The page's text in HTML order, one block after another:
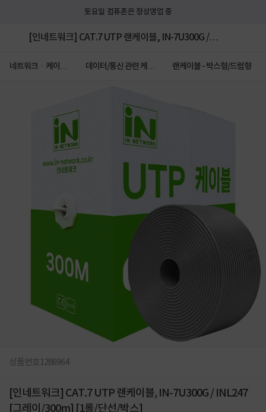
토요일 컴퓨존은 정상영업 중
[인네트워크] CAT.7 UTP 랜케이블, IN-7U300G /
네트워크ㆍ케이블
데이터/통신 관련 케이
랜케이블 - 박스형/드럼형
상품번호1286964
[인네트워크] CAT.7 UTP 랜케이블, IN-7U300G / INL247
[그레이/300m] [1롤/단선/박스]